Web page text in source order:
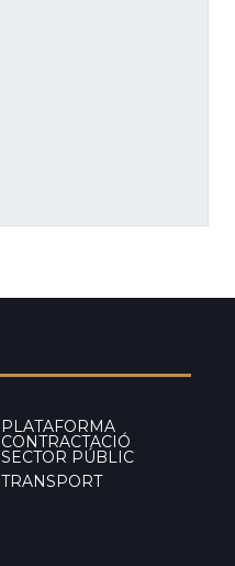
PLATAFORMA
CONTRACTACIÓ
SECTOR PÚBLIC
TRANSPORT